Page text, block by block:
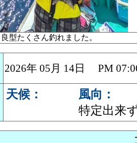
良型たくさん釣れました。
2026年 05月 14日 PM
天候：
風向：
特定出来